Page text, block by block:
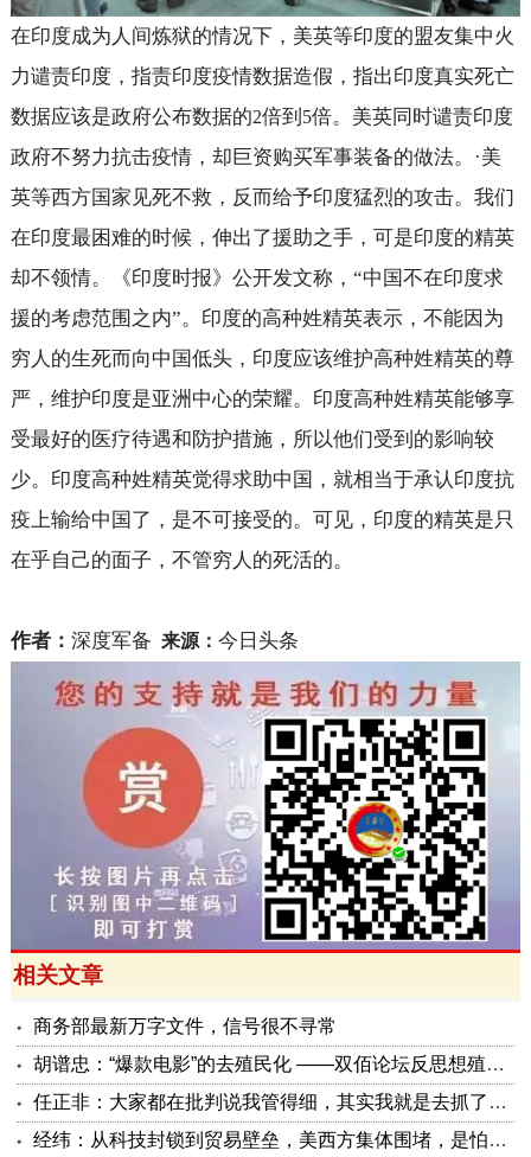
在印度成为人间炼狱的情况下，美英等印度的盟友集中火
力谴责印度，指责印度疫情数据造假，指出印度真实死亡
数据应该是政府公布数据的2倍到 5倍。美英同时谴责印度
政府不努力抗击疫情，却巨资购买军事装备的做法。·美
英等西方国家见死不救，反而给予印度猛烈的攻击。我们
在印度最困难的时候，伸出了援助之手，可是印度的精英
却不领情。《印度时报》公开发文称，“中国不在印度求
援的考虑范围之内”。印度的高种姓精英表示，不能因为
穷人的生死而向中国低头，印度应该维护高种姓精英的尊
严，维护印度是亚洲中心的荣耀。印度高种姓精英能够享
受最好的医疗待遇和防护措施，所以他们受到的影响较
少。印度高种姓精英觉得求助中国，就相当于承认印度抗
疫上输给中国了，是不可接受的。可见，印度的精英是只
在乎自己的面子，不管穷人的死活的。
作者： 深度军备 来源： 今日头条
相关文章
商务部最新万字文件，信号很不寻常
胡谱忠：“爆款电影”的去殖民化 ——双佰论坛反思想殖民系列报告之五
任正非：大家都在批判说我管得细，其实我就是去抓了一些点激活原有政策这潭水
经纬：从科技封锁到贸易壁垒，美西方集体围堵，是怕被砸了金饭碗